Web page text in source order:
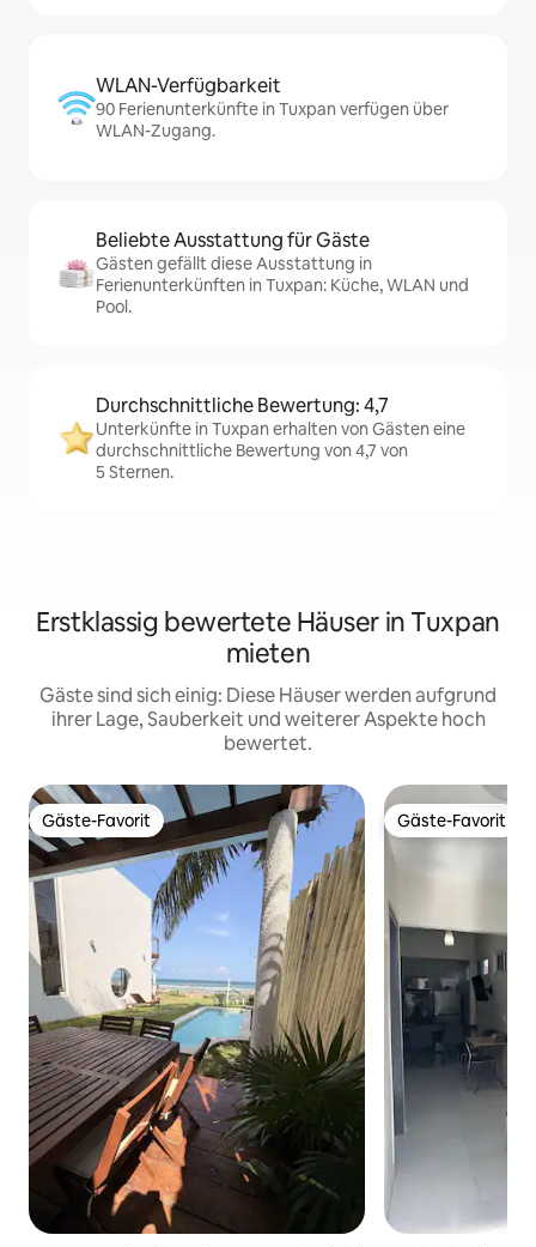
WLAN-Verfügbarkeit
90 Ferienunterkünfte in Tuxpan verfügen über
WLAN-Zugang.
Beliebte Ausstattung für Gäste
Gästen gefällt diese Ausstattung in
Ferienunterkünften in Tuxpan: Küche, WLAN und
Pool.
Durchschnittliche Bewertung: 4,7
Unterkünfte in Tuxpan erhalten von Gästen eine
durchschnittliche Bewertung von 4,7 von
5 Sternen.
Erstklassig bewertete Häuser in Tuxpan
mieten
Gäste sind sich einig: Diese Häuser werden aufgrund
ihrer Lage, Sauberkeit und weiterer Aspekte hoch
bewertet.
Gäste-Favorit
Gäste-Favorit Gäste-Favorit
Gäste-Favorit